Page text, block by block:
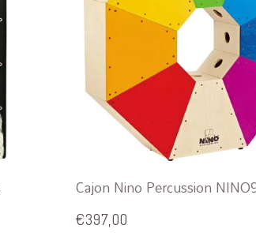
Cajon Nino Percussion
€397,00